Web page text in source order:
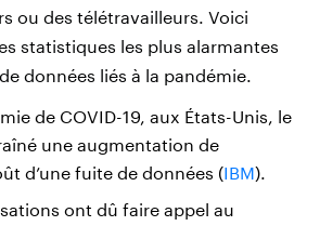
ou des télétravailleurs. Voici
statistiques les plus alarmantes
données liés à la pandémie.
de COVID-19, aux États-Unis, le
une augmentation de
d’une fuite de données (IBM).
ont dû faire appel au